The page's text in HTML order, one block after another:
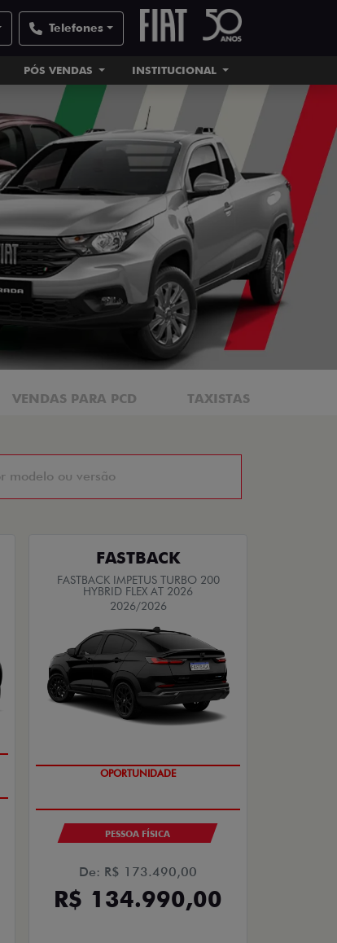
Telefones
PÓS VENDAS INSTITUCIONAL
VENDAS PARA PCD TAXISTAS
FASTBACK
FASTBACK IMPETUS TURBO 200
HYBRID FLEX AT 2026
2026/2026
PREÇO IMPERDÍVEL
PESSOA FÍSICA
De: R$ 173.490,00
R$ 134.990,00